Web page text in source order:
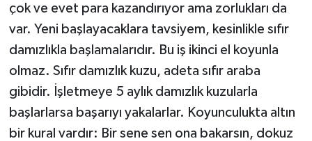
çok ve evet para kazandırıyor ama zorlukları da
var. Yeni başlayacaklara tavsiyem, kesinlikle sıfır
damızlıkla başlamalarıdır. Bu iş ikinci el koyunla
olmaz. Sıfır damızlık kuzu, adeta sıfır araba
gibidir. İşletmeye 5 aylık damızlık kuzularla
başlarlarsa başarıyı yakalarlar. Koyunculukta altın
bir kural vardır: Bir sene sen ona bakarsın, dokuz
SPOR HABERLERİ
TEKNOLOJİ
Turizm
ÜLKE GÜNDEMİ